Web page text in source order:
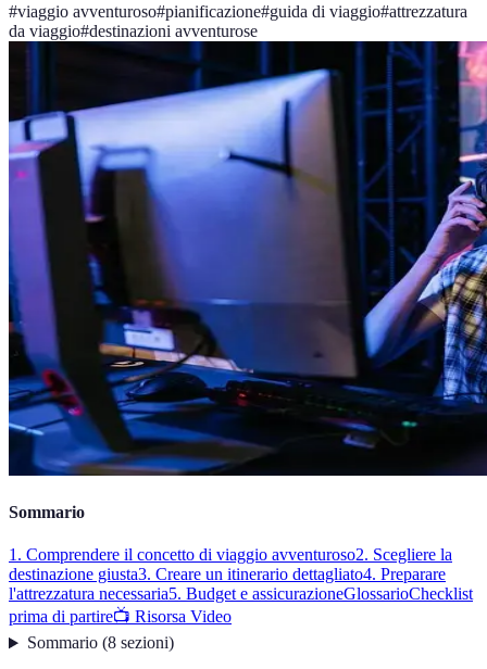
#viaggio avventuroso#pianificazione#guida di viaggio#attrezzatura
da viaggio#destinazioni avventurose
Sommario
1. Comprendere il concetto di viaggio avventuroso2. Scegliere la
destinazione giusta3. Creare un itinerario dettagliato4. Preparare
l'attrezzatura necessaria5. Budget e assicurazioneGlossarioChecklist
prima di partire📺 Risorsa Video
Sommario(8 sezioni)